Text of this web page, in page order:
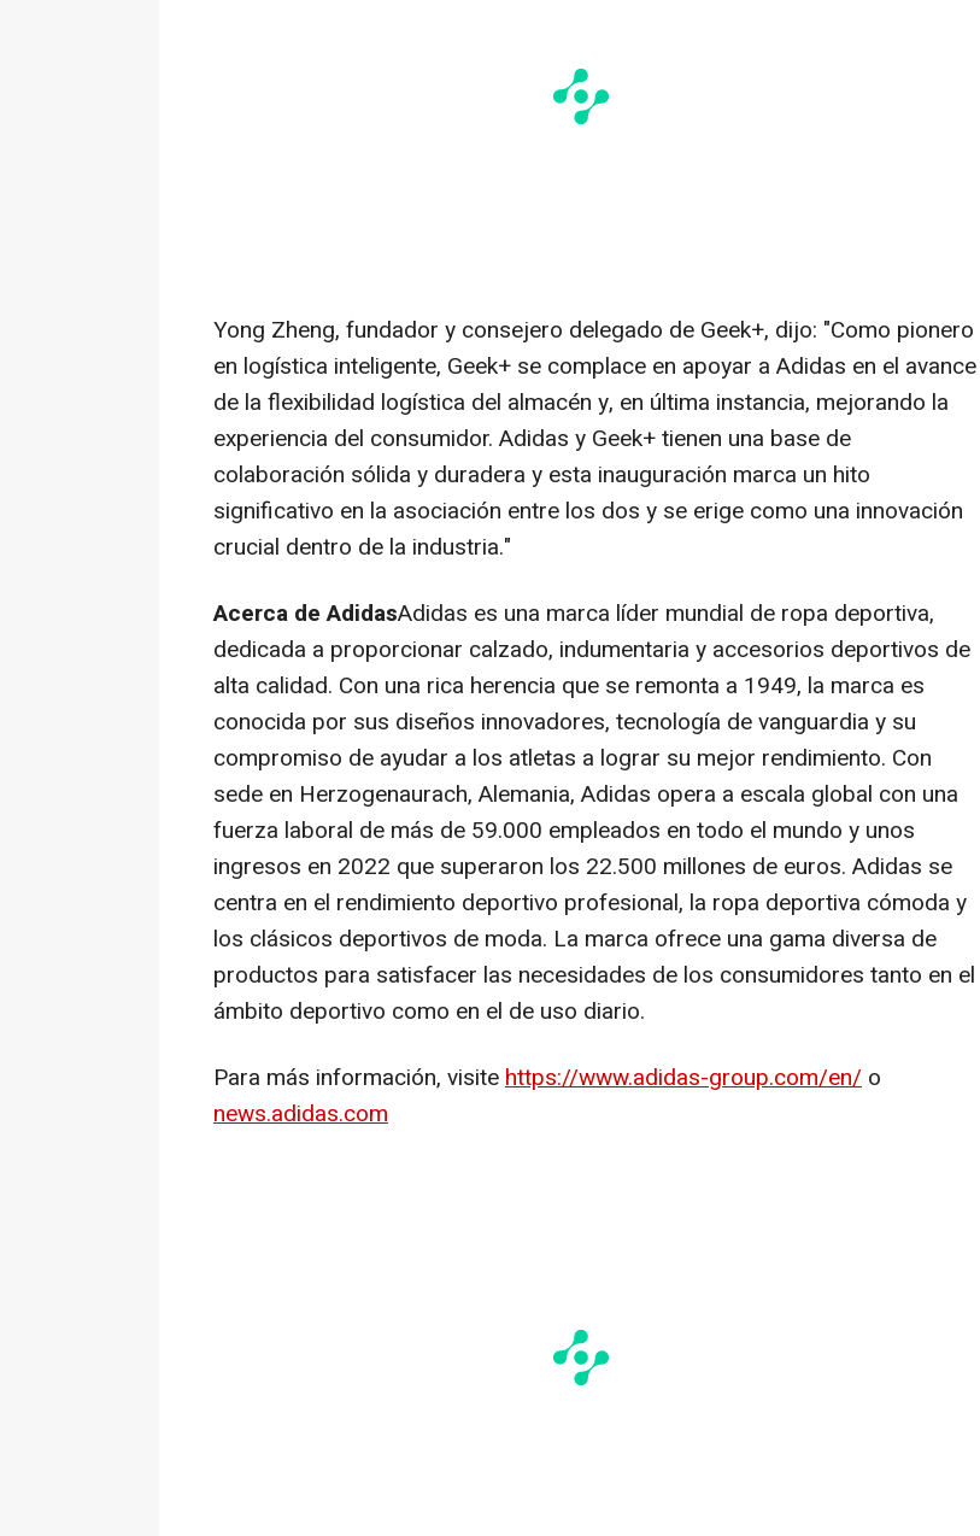
Yong Zheng, fundador y consejero delegado de Geek+, dijo: "Como pionero
en logística inteligente, Geek+ se complace en apoyar a Adidas en el avance
de la flexibilidad logística del almacén y, en última instancia, mejorando la
experiencia del consumidor. Adidas y Geek+ tienen una base de
colaboración sólida y duradera y esta inauguración marca un hito
significativo en la asociación entre los dos y se erige como una innovación
crucial dentro de la industria."
Acerca de AdidasAdidas es una marca líder mundial de ropa deportiva,
dedicada a proporcionar calzado, indumentaria y accesorios deportivos de
alta calidad. Con una rica herencia que se remonta a 1949, la marca es
conocida por sus diseños innovadores, tecnología de vanguardia y su
compromiso de ayudar a los atletas a lograr su mejor rendimiento. Con
sede en Herzogenaurach, Alemania, Adidas opera a escala global con una
fuerza laboral de más de 59.000 empleados en todo el mundo y unos
ingresos en 2022 que superaron los 22.500 millones de euros. Adidas se
centra en el rendimiento deportivo profesional, la ropa deportiva cómoda y
los clásicos deportivos de moda. La marca ofrece una gama diversa de
productos para satisfacer las necesidades de los consumidores tanto en el
ámbito deportivo como en el de uso diario.
Para más información, visitehttps://www.adidas-group.com/en/ o
news.adidas.com